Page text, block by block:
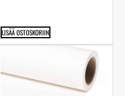
LISÄÄ OSTOSKORIIN